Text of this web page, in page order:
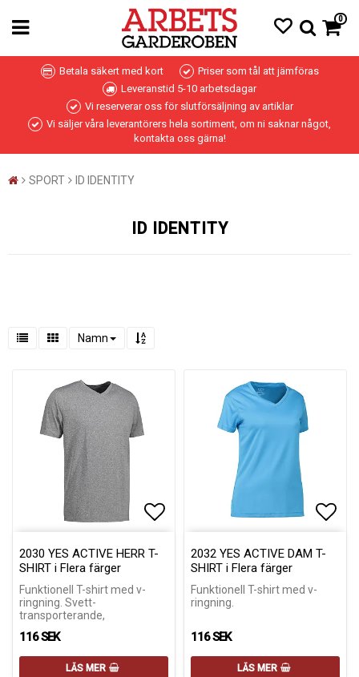
0
Betala säkert med kort
Priser som tål att jämföras
Leveranstid 5-10 arbetsdagar
Vi reserverar oss för slutförsäljning av artiklar
Vi säljer våra leverantörers hela sortiment, om ni saknar något,
kontakta oss gärna!
SPORT ID IDENTITY
ID IDENTITY
Namn
2030 YES ACTIVE HERR T-
SHIRT i Flera färger
Funktionell T-shirt med v-
ringning. Svett-
transporterande,
116 SEK
LÄS MER
2032 YES ACTIVE DAM T-
SHIRT i Flera färger
Funktionell T-shirt med v-
ringning.
116 SEK
LÄS MER